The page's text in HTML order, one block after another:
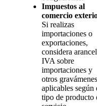
Impuestos al
comercio
Si realizas
importaciones o
exportaciones,
considera
IVA sobre
importaciones y
otros gravámenes
aplicables según
tipo de producto